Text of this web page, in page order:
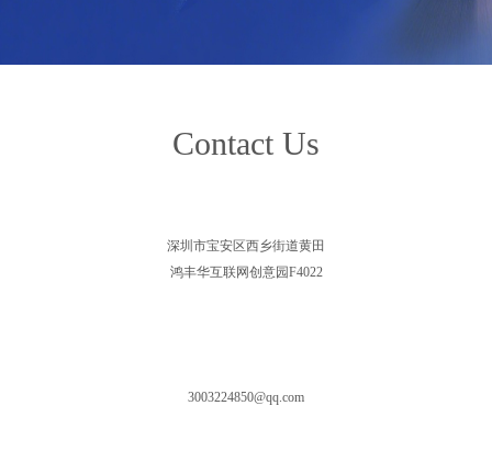
Contact Us
深圳市宝安区西乡街道黄田
鸿丰华互联网创意园F4022
3003224850@qq.com